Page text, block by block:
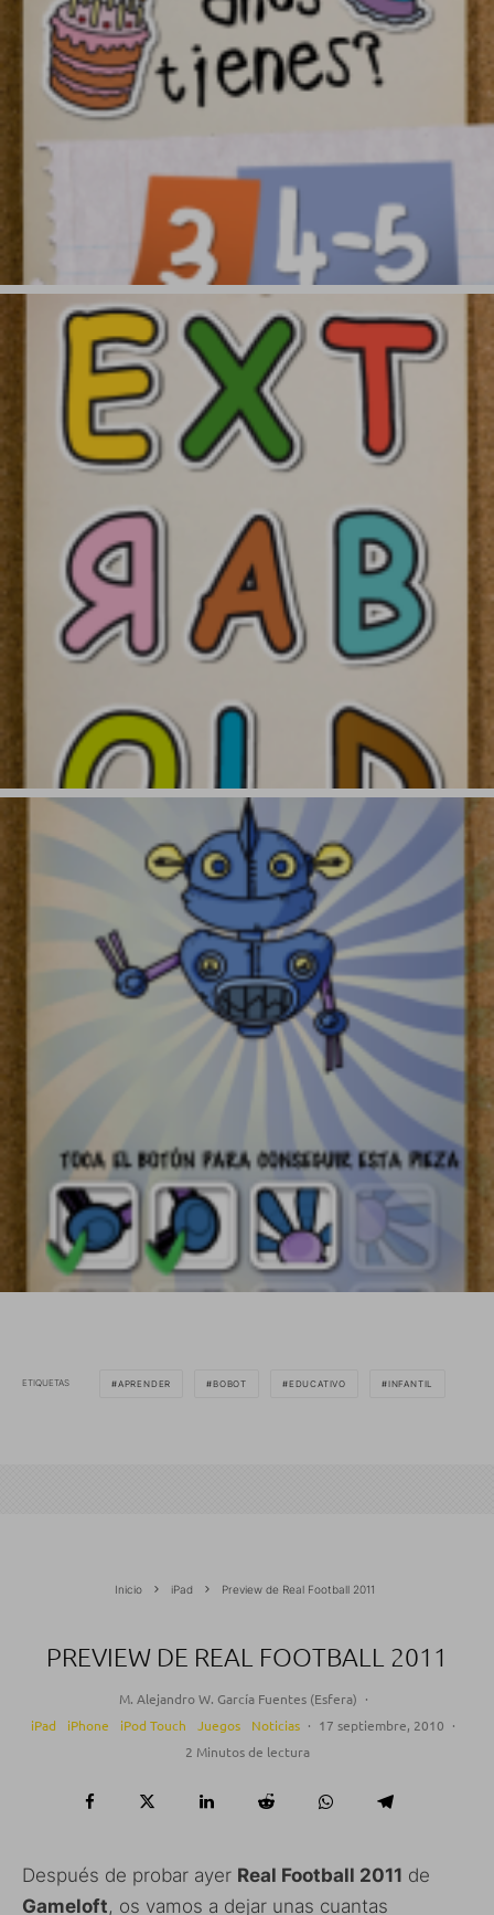
ETIQUETAS APRENDER BOBOT EDUCATIVO INFANTIL
Inicio iPad Preview de Real Football 2011
PREVIEW DE REAL FOOTBALL 2011
M. Alejandro W. García Fuentes (Esfera) ·
iPad
iPhone iPod Touch Juegos Noticias · 17 septiembre, 2010 ·
2 Minutos de lectura
Después de probar ayer Real Football 2011 de
Gameloft, os vamos a dejar unas cuantas